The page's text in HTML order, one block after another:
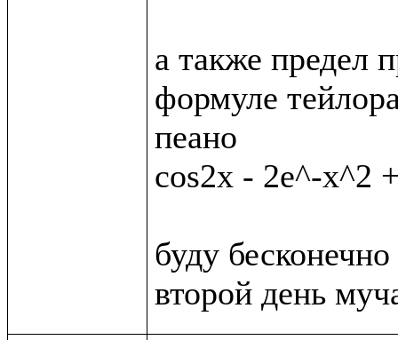
а также предел
формуле
пеано
cos2x - 2e^-x^2
буду